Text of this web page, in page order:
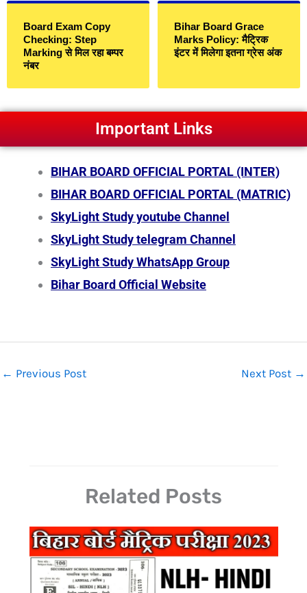
Board Exam Copy
Checking: Step
Marking से मिल रहा बम्पर
नंबर
Bihar Board Grace
Marks Policy: मैट्रिक
इंटर में मिलेगा इतना ग्रेस अंक
Important Links
BIHAR BOARD OFFICIAL PORTAL (INTER)
BIHAR BOARD OFFICIAL PORTAL (MATRIC)
SkyLight Study youtube Channel
SkyLight Study telegram Channel
SkyLight Study WhatsApp Group
Bihar Board Official Website
← Previous Post Next Post →
Related Posts